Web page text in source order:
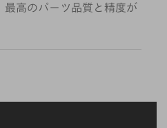
高のパーツ品質と精度が